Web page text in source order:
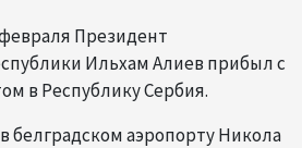
Президент
Ильхам Алиев прибыл с
в Республику Сербия.
белградском аэропорту Никола